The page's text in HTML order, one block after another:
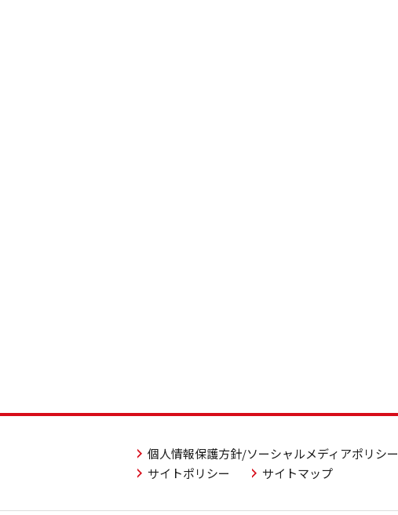
個人情報保護方針/ソーシャルメディアポリシー
サイトポリシー
サイトマップ